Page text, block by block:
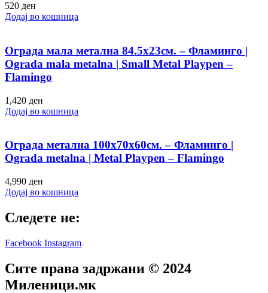
520 ден
Додај во кошница
Ограда мала метална 84.5х23см. – Фламинго |
Ograda mala metalna | Small Metal Playpen –
Flamingo
1,420 ден
Додај во кошница
Ограда метална 100х70х60см. – Фламинго |
Ograda metalna | Metal Playpen – Flamingo
4,990 ден
Додај во кошница
Следете не:
Facebook Instagram
Сите права задржани © 2024
Mиленици.мк